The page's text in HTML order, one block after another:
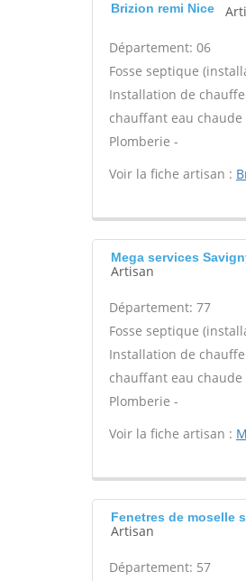
Brizion remi Nice
Département: 06
Fosse septique
Installation de
chauffant eau
Plomberie -
Voir la fiche artisan :
Mega services
Artisan
Département: 77
Fosse septique
Installation de
chauffant eau
Plomberie -
Voir la fiche artisan :
Fenetres de moselle
Artisan
Département: 57